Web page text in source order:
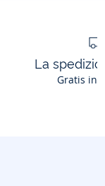
La
Gratis in